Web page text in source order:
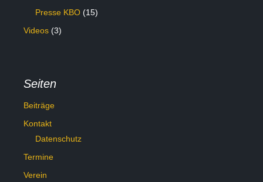
Presse KBO (15)
Videos (3)
Seiten
Beiträge
Kontakt
Datenschutz
Termine
Verein